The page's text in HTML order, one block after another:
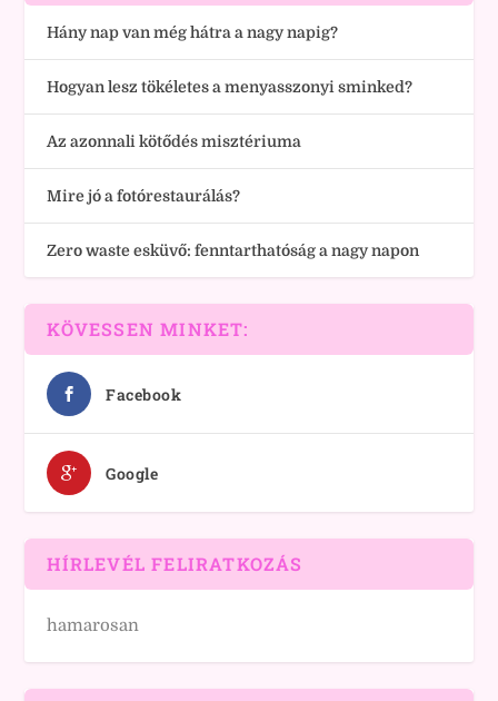
Hány nap van még hátra a nagy napig?
Hogyan lesz tökéletes a menyasszonyi sminked?
Az azonnali kötődés misztériuma
Mire jó a fotórestaurálás?
Zero waste esküvő: fenntarthatóság a nagy napon
KÖVESSEN MINKET:
Facebook
Google
HÍRLEVÉL FELIRATKOZÁS
hamarosan